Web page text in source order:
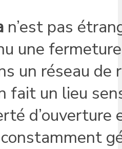
n’est pas
une
un réseau de
fait un lieu